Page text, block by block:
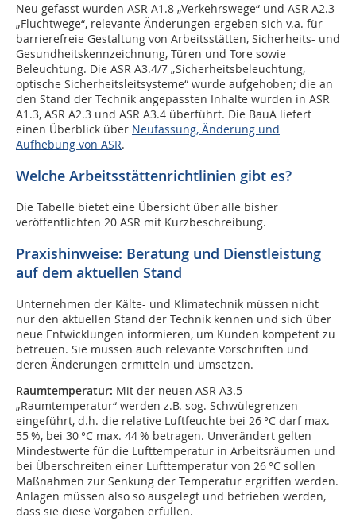
Neu gefasst wurden ASR A1.8 „Verkehrswege“ und ASR A2.3
„Fluchtwege“, relevante Änderungen ergeben sich v.a. für
barrierefreie Gestaltung von Arbeitsstätten, Sicherheits- und
Gesundheitskennzeichnung, Türen und Tore sowie
Beleuchtung. Die ASR A3.4/7 „Sicherheitsbeleuchtung,
optische Sicherheitsleitsysteme“ wurde aufgehoben; die an
den Stand der Technik angepassten Inhalte wurden in ASR
A1.3, ASR A2.3 und ASR A3.4 überführt. Die BauA liefert
einen Überblick über Neufassung, Änderung und
Aufhebung von ASR.
Welche Arbeitsstättenrichtlinien gibt es?
Die Tabelle bietet eine Übersicht über alle bisher
veröffentlichten 20 ASR mit Kurzbeschreibung.
Praxishinweise: Beratung und Dienstleistung
auf dem aktuellen Stand
Unternehmen der Kälte- und Klimatechnik müssen nicht
nur den aktuellen Stand der Technik kennen und sich über
neue Entwicklungen informieren, um Kunden kompetent zu
betreuen. Sie müssen auch relevante Vorschriften und
deren Änderungen ermitteln und umsetzen.
Raumtemperatur: Mit der neuen ASR A3.5
„Raumtemperatur“ werden z.B. sog. Schwülegrenzen
eingeführt, d.h. die relative Luftfeuchte bei 26 °C darf max.
55 %, bei 30 °C max. 44 % betragen. Unverändert gelten
Mindestwerte für die Lufttemperatur in Arbeitsräumen und
bei Überschreiten einer Lufttemperatur von 26 °C sollen
Maßnahmen zur Senkung der Temperatur ergriffen werden.
Anlagen müssen also so ausgelegt und betrieben werden,
dass sie diese Vorgaben erfüllen.